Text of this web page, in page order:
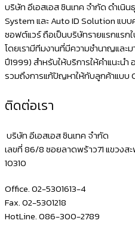
บริษัท อีเอสเอส ซินเทค จำกัด ดำเนิน
System และ Auto ID Solution แบ
ซอฟต์แวร์ ถือเป็นบริษัทรายแรกแรกใ
โดยเรามีทีมงานที่มีความชำนาญแล
ปี1999) สำหรับให้บริการให้คำแนะน
รวมถึงการแก้ปัญหาให้กับลูกค้าแบบ
ติดต่อเรา
บริษัท อีเอสเอส ซินเทค จำกัด
เลขที่ 86/8 ซอยลาดพร้าว71 แขวงส
10310
Office. 02-5301613-4
Fax. 02-5301218
HotLine. 086-300-2789